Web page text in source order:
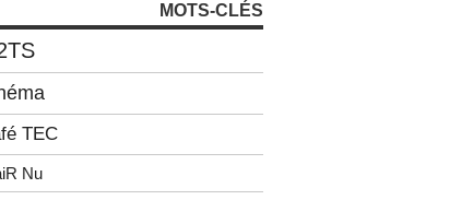
MOTS-CLÉS
TEC
Nu